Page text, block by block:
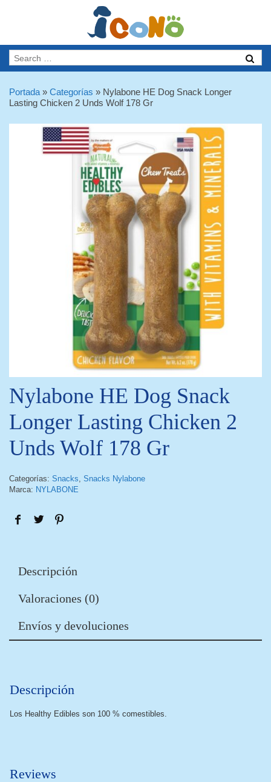
Portada » Categorías » Nylabone HE Dog Snack Longer
Lasting Chicken 2 Unds Wolf 178 Gr
Nylabone HE Dog Snack
Longer Lasting Chicken 2
Unds Wolf 178 Gr
Categorías: Snacks, Snacks Nylabone
Marca: NYLABONE
Descripción
Valoraciones (0)
Envíos y devoluciones
Descripción
Los Healthy Edibles son 100 % comestibles.
Reviews